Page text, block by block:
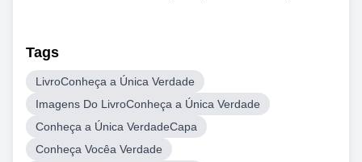
Tags
LivroConheça a Única Verdade
Imagens Do LivroConheça a Única Verdade
Conheça a Única VerdadeCapa
Conheça Vocêa Verdade